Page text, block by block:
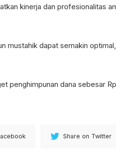
kinerja dan profesionalitas
mustahik dapat semakin
penghimpunan dana sebesar
Share on Twitter